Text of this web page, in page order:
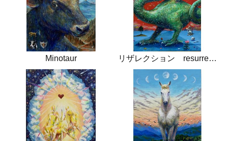
Minotaur リザレクション resurrection